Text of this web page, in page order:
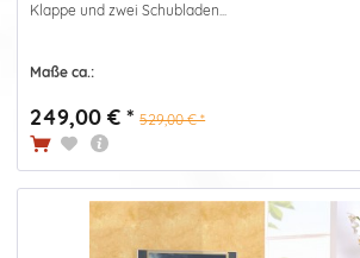
Klappe und zwei Schubladen...
Maße ca.:
249,00 € * 529,00 € *